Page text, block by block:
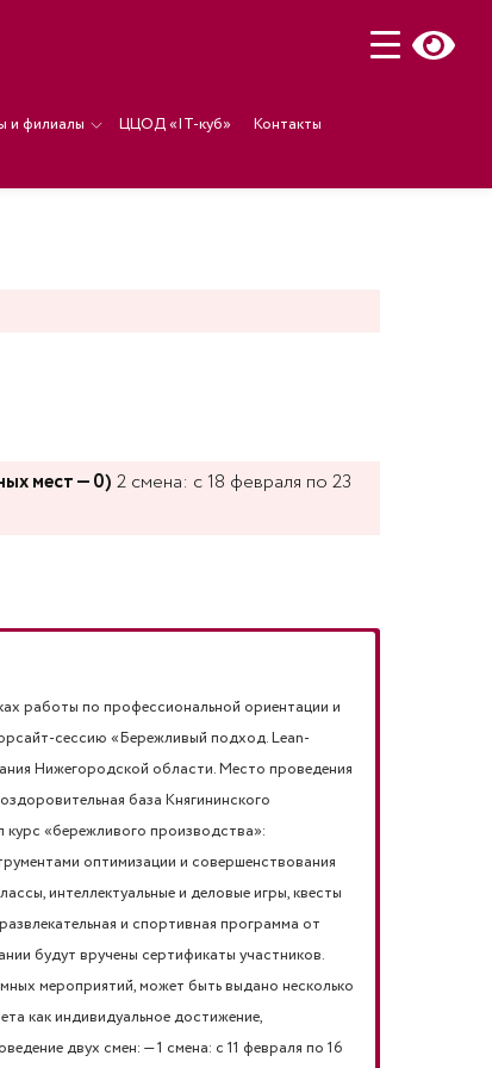
и филиалы ЦЦОД «IT-куб»
Контакты
мест — 0) 2 смена: с 18 февраля по 23
работы по профессиональной ориентации и
сессию «Бережливый подход. Lean-
Нижегородской области. Место проведения
база Княгининского
«бережливого производства»:
оптимизации и совершенствования
интеллектуальные и деловые игры, квесты
и спортивная программа от
будут вручены сертификаты участников.
мероприятий, может быть выдано несколько
как индивидуальное достижение,
двух смен: — 1 смена: с 11 февраля по 16